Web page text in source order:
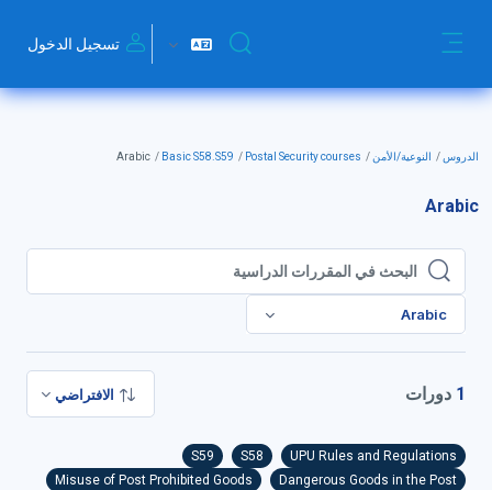
تبديل إدخال البحث تسجيل الدخول
الدروس النوعية/الأمن Postal Security courses
Basic S58.S59
Arabic
Arabic
البحث في المقررات الدراسية
البحث في المقررات الدراسية
Arabic
1 دورات الافتراضي
UPU Rules and Regulations
S58
S59
Dangerous Goods in the Post
Misuse of Post Prohibited Goods